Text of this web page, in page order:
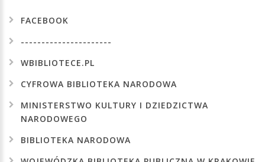
FACEBOOK
----------------------
WBIBLIOTECE.PL
CYFROWA BIBLIOTEKA NARODOWA
MINISTERSTWO KULTURY I DZIEDZICTWA
NARODOWEGO
BIBLIOTEKA NARODOWA